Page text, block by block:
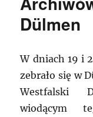
Dülmen
W dniach 19 i
zebrało się w
Westfalski
wiodącym